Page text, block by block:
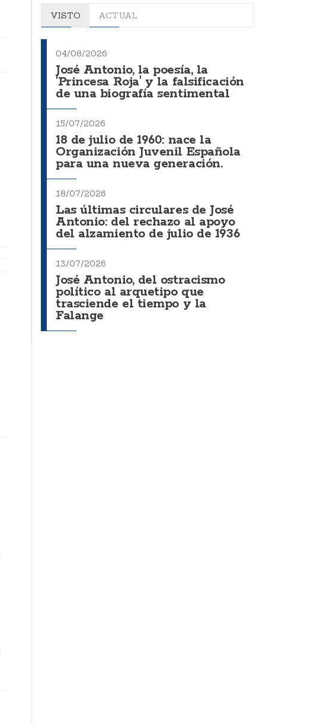
VISTO ACTUAL
04/08/2026
José Antonio, la poesía, la
'Princesa Roja' y la falsificación
de una biografía sentimental
15/07/2026
18 de julio de 1960: nace la
Organización Juvenil Española
para una nueva generación.
18/07/2026
Las últimas circulares de José
Antonio: del rechazo al apoyo
del alzamiento de julio de 1936
13/07/2026
José Antonio, del ostracismo
político al arquetipo que
trasciende el tiempo y la
Falange